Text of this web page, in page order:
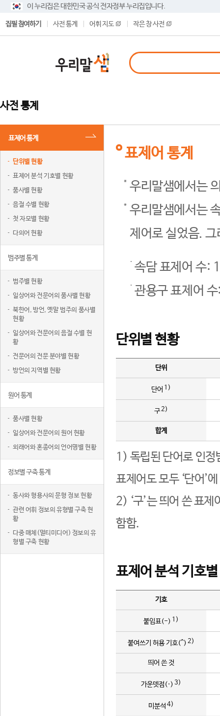
이 누리집은 대한민국 공식 전자정부 누리집입니다.
집필 참여하기 사전 통계 어휘 지도 작은 창 사전
사전 통계
표제어 통계
단위별 현황
표제어 분석 기호별 현황
품사별 현황
음절 수별 현황
첫 자모별 현황
다의어 현황
범주별 통계
범주별 현황
일상어와 전문어의 품사별 현황
북한어, 방언, 옛말 범주의 품사별
현황
일상어와 전문어의 음절 수별 현
황
전문어의 전문 분야별 현황
방언의 지역별 현황
원어 통계
품사별 현황
일상어와 전문어의 원어 현황
외래어와 혼종어의 언어명별 현황
정보별 구축 통계
동사와 형용사의 문형 정보 현황
관련 어휘 정보의 유형별 구축 현
황
다중 매체(멀티미디어) 정보의 유
형별 구축 현황
표제어 통계
우리말샘에서는
우리말샘에서는
제어로 실었음.
속담 표제어 수:
관용구 표제어
단위별 현황
단위
단어 1)
구2)
합계
1) 독립된 단어로 인정
표제어도 모두 ‘단어’
2) ‘구’는 띄어 쓴 표
함함.
표제어 분석 기호
기호
붙임표(-) 1)
붙여쓰기 허용 기호(^) 2)
띄어 쓴 것
가운뎃점(·) 3)
미분석 4)